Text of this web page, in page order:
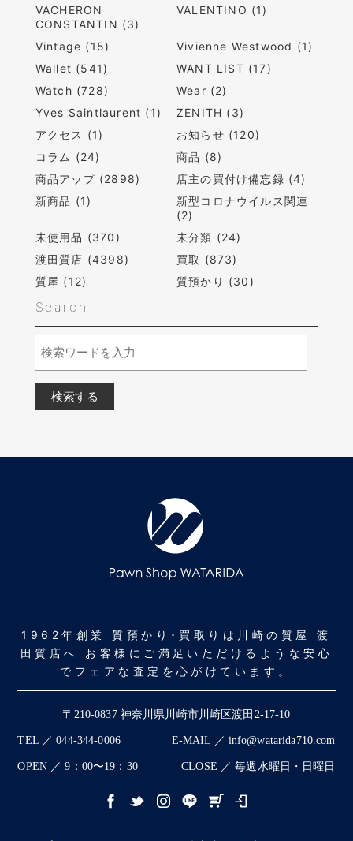
VACHERON
CONSTANTIN (3)
VALENTINO (1)
Vintage (15)
Vivienne Westwood (1)
Wallet (541)
WANT LIST (17)
Watch (728)
Wear (2)
Yves Saintlaurent (1)
ZENITH (3)
アクセス (1)
お知らせ (120)
コラム (24)
商品 (8)
商品アップ (2898)
店主の買付け備忘録 (4)
新商品 (1)
新型コロナウイルス関連
(2)
未使用品 (370)
未分類 (24)
渡田質店 (4398)
買取 (873)
質屋 (12)
質預かり (30)
Search
1962年創業 質預かり･買取りは川崎の質屋 渡
田質店へ お客様にご満足いただけるような安心
でフェアな査定を心がけています。
〒210-0837 神奈川県川崎市川崎区渡田2-17-10
TEL ／ 044-344-0006 E-MAIL ／ info@watarida710.com
OPEN ／ 9：00〜19：30 CLOSE ／ 毎週水曜日・日曜日